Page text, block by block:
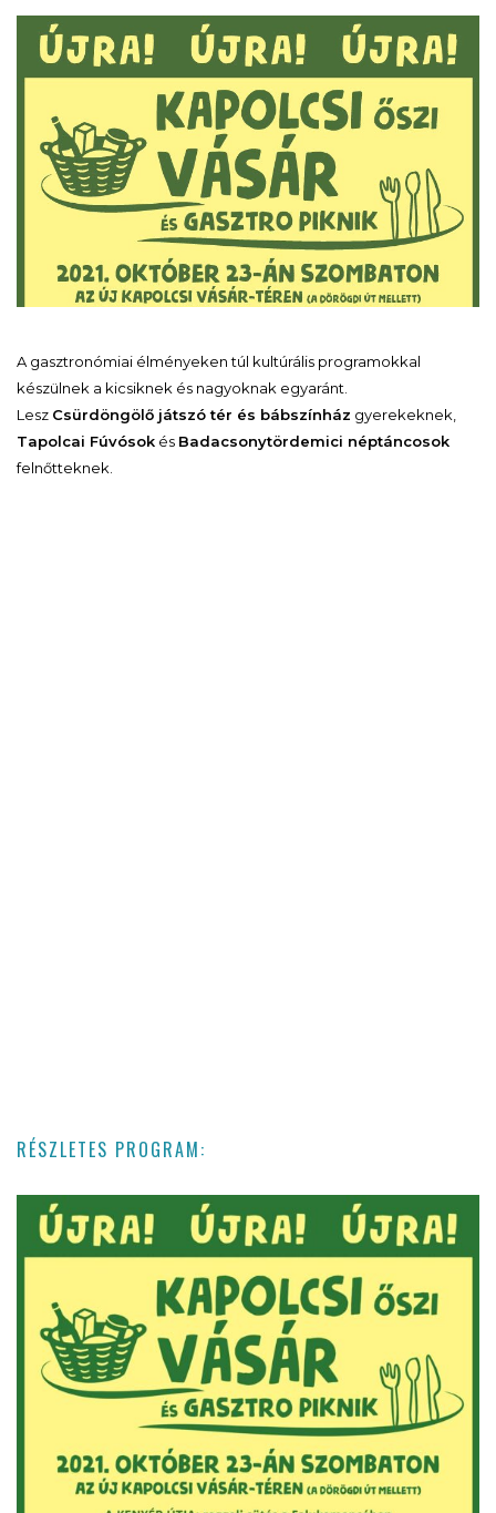
A gasztronómiai élményeken túl kultúrális programokkal
készülnek a kicsiknek és nagyoknak egyaránt.
Lesz Csürdöngölő játszó tér és bábszínház gyerekeknek,
Tapolcai Fúvósok és Badacsonytördemici néptáncosok
felnőtteknek.
RÉSZLETES PROGRAM: